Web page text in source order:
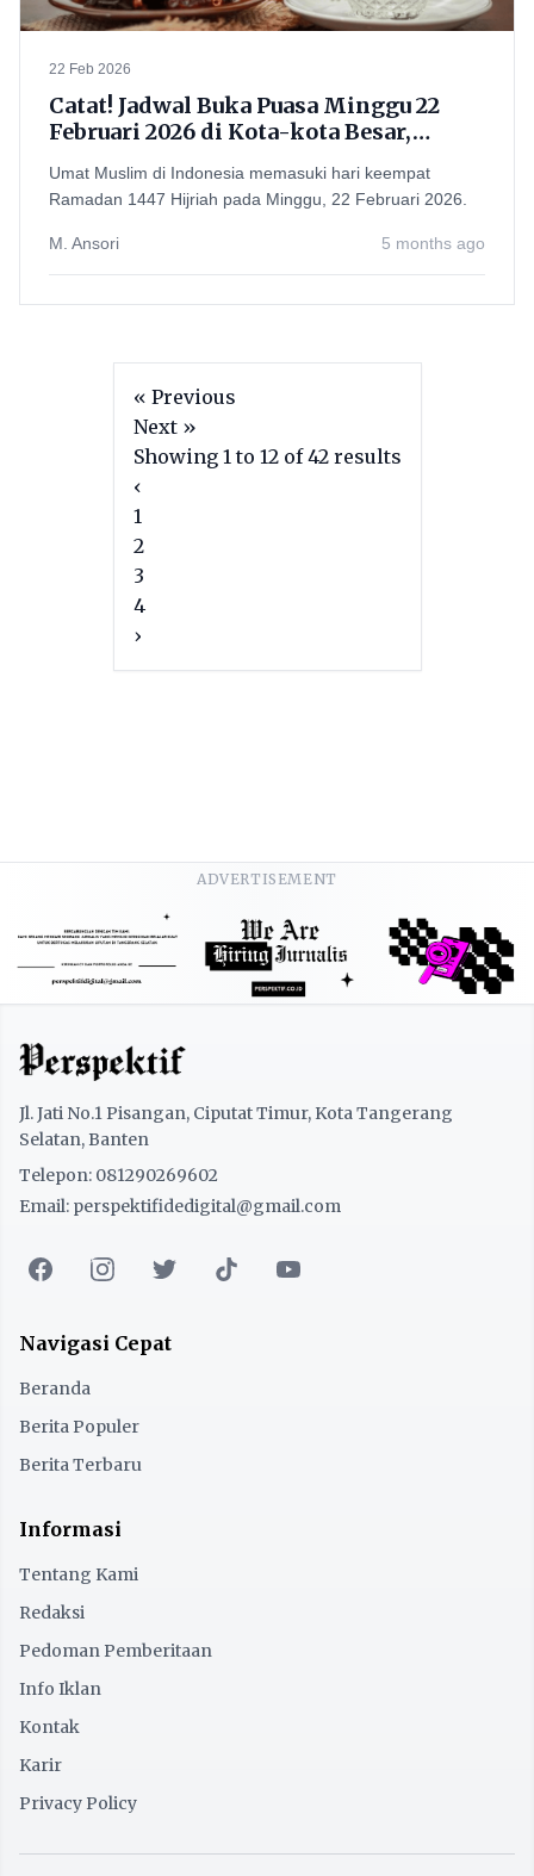
22 Feb 2026
Catat! Jadwal Buka Puasa Minggu 22
Februari 2026 di Kota-kota Besar,
Magrib
Umat Muslim di Indonesia memasuki hari keempat
Ramadan 1447 Hijriah pada Minggu, 22 Februari 2026.
M. Ansori 5 months ago
« Previous
Next »
Showing 1to 12of42results
‹
1
2
3
4
›
ADVERTISEMENT
Jl. Jati No.1 Pisangan, Ciputat Timur, Kota Tangerang
Selatan, Banten
Telepon: 081290269602
Email: perspektifidedigital@gmail.com
Navigasi Cepat
Beranda
Berita Populer
Berita Terbaru
Informasi
Tentang Kami
Redaksi
Pedoman Pemberitaan
Info Iklan
Kontak
Karir
Privacy Policy